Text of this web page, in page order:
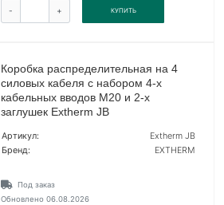
- + КУПИТЬ
Коробка распределительная на 4
силовых кабеля с набором 4-х
кабельных вводов М20 и 2-х
заглушек Extherm JB
Артикул:
Extherm JB
Бренд:
EXTHERM
Под заказ
Обновлено 06.08.2026